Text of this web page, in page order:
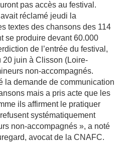
pas accès au festival.
réclamé jeudi la
textes des chansons des 114
se produire devant 60.000
de l’entrée du festival,
20 juin à Clisson (Loire-
non-accompagnés.
la demande de communication
mais a pris acte que les
ils affirment le pratiquer
systématiquement
non-accompagnés », a noté
avocat de la CNAFC.